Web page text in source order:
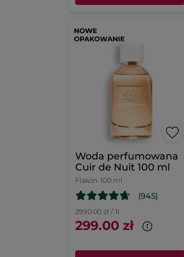
Woda perfumowana
Cuir de Nuit 100 ml
Flakon 100 ml
(945)
2990.00 zł / 1l
299.00 zł